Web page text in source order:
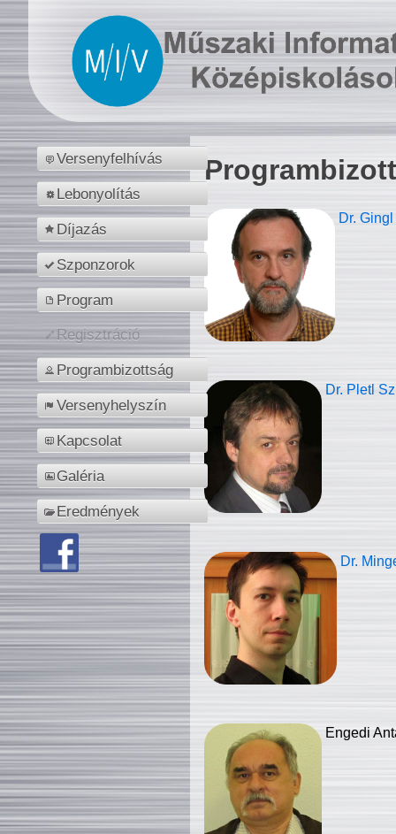
Versenyfelhívás
Lebonyolítás
Díjazás
Szponzorok
Program
Regisztráció
Programbizottság
Versenyhelyszín
Kapcsolat
Galéria
Eredmények
Dr.
Dr. Pletl
Dr.
Engedi